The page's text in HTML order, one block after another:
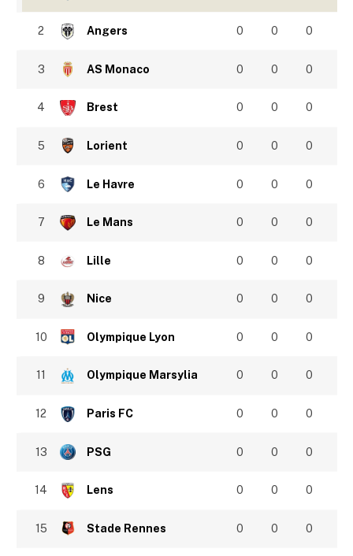
2 Angers 0 0 0
3 AS Monaco 0 0 0
4 Brest 0 0 0
5 Lorient 0 0 0
6 Le Havre 0 0 0
7 Le Mans 0 0 0
8 Lille 0 0 0
9 Nice 0 0 0
10 Olympique Lyon 0 0 0
11 Olympique Marsylia 0 0 0
12 Paris FC 0 0 0
13 PSG 0 0 0
14 Lens 0 0 0
15 Stade Rennes 0 0 0